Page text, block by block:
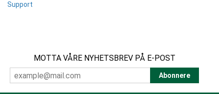
Support
MOTTA VÅRE NYHETSBREV PÅ E-POST